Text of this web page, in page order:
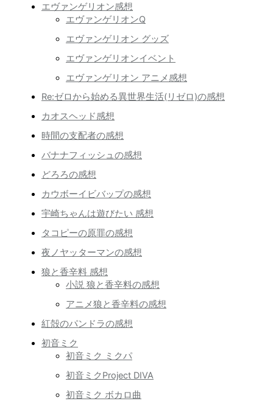
エヴァンゲリオン感想
エヴァンゲリオンQ
エヴァンゲリオン グッズ
エヴァンゲリオンイベント
エヴァンゲリオン アニメ感想
Re:ゼロから始める異世界生活(リゼロ)の感想
カオスヘッド感想
時間の支配者の感想
バナナフィッシュの感想
どろろの感想
カウボーイビバップの感想
宇崎ちゃんは遊びたい 感想
タコピーの原罪の感想
夜ノヤッターマンの感想
狼と香辛料 感想
小説 狼と香辛料の感想
アニメ狼と香辛料の感想
紅殻のパンドラの感想
初音ミク
初音ミク ミクパ
初音ミクProject DIVA
初音ミク ボカロ曲